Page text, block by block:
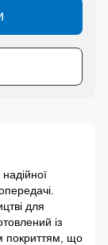
для
із
покриттям, що